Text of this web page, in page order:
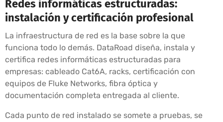
Redes informáticas estructuradas:
instalación y certificación profesional
La infraestructura de red es la base sobre la que
funciona todo lo demás. DataRoad diseña, instala y
certifica redes informáticas estructuradas para
empresas: cableado Cat6A, racks, certificación con
equipos de Fluke Networks, fibra óptica y
documentación completa entregada al cliente.
Cada punto de red instalado se somete a pruebas, se